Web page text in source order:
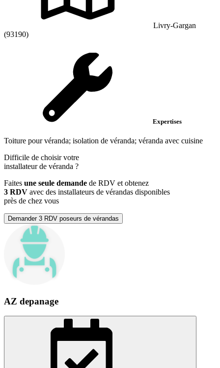
Livry-Gargan
(93190)
Expertises
Toiture pour véranda; isolation de véranda; véranda avec cuisine
Difficile de choisir votre
installateur de véranda ?
Faites une seule demande de RDV et obtenez
3 RDV avec des installateurs de vérandas disponibles
près de chez vous
Demander 3 RDV poseurs de vérandas
AZ depanage